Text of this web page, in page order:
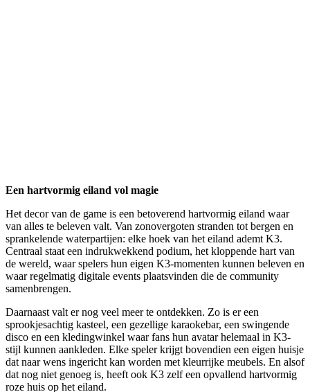
Een hartvormig eiland vol magie
Het decor van de game is een betoverend hartvormig eiland waar
van alles te beleven valt. Van zonovergoten stranden tot bergen en
sprankelende waterpartijen: elke hoek van het eiland ademt K3.
Centraal staat een indrukwekkend podium, het kloppende hart van
de wereld, waar spelers hun eigen K3-momenten kunnen beleven en
waar regelmatig digitale events plaatsvinden die de community
samenbrengen.
Daarnaast valt er nog veel meer te ontdekken. Zo is er een
sprookjesachtig kasteel, een gezellige karaokebar, een swingende
disco en een kledingwinkel waar fans hun avatar helemaal in K3-
stijl kunnen aankleden. Elke speler krijgt bovendien een eigen huisje
dat naar wens ingericht kan worden met kleurrijke meubels. En alsof
dat nog niet genoeg is, heeft ook K3 zelf een opvallend hartvormig
roze huis op het eiland.